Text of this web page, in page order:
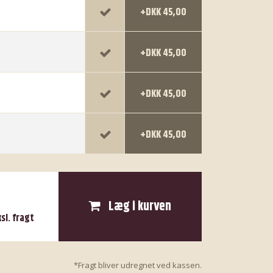
+DKK 45,00
+DKK 45,00
+DKK 45,00
+DKK 45,00
Læg i kurven
fragt
*Fragt bliver udregnet ved kassen.